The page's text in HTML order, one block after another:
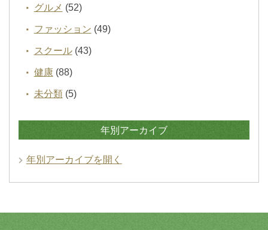
グルメ (52)
ファッション (49)
スクール(43)
健康(88)
未分類(5)
年別アーカイブ
年別アーカイブを開く